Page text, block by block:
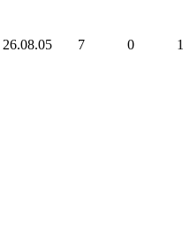
26.08.05 7 0 1